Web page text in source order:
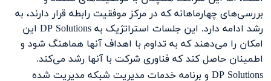
بررسی‌های چهارماهانه که در مرکز موفقیت رابطه قرار دارند، به
رشد ادامه دارد. این جلسات استراتژیک به DP Solutions این
امکان را می‌دهند که به تداوم با اهداف آنها هماهنگ شود و
اطمینان حاصل کند که فناوری شرکت با آنها رشد می‌کند.
DP Solutions و برنامه خدمات مدیریت شبکه مدیریت شده